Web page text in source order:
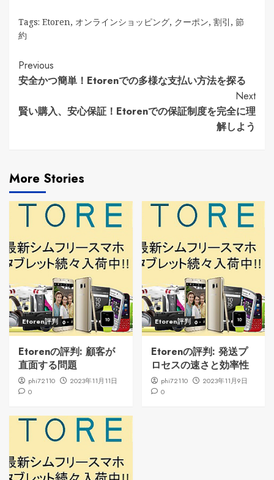
Tags: Etoren, オンラインショッピング, クーポン, 割引 , 節
約
Continue
Reading
Previous
安全かつ簡単！Etorenでの多様な支払い方法を探る
Next
賢い購入、安心保証！Etorenでの保証制度を完全に理
解しよう
More Stories
Etoren評判
Etorenの評判: 顧客が
直面する問題
phi72110
2023年11月11日
0
Etoren評判
Etorenの評判: 発送プ
ロセスの速さと効率性
phi72110
2023年11月9日
0